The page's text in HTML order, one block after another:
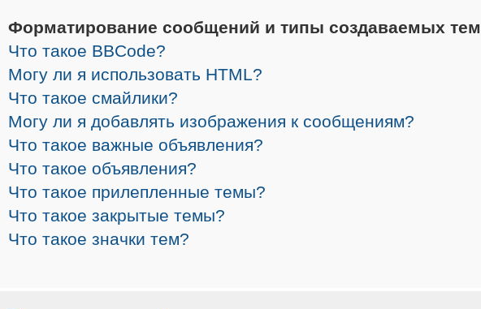
Форматирование сообщений и типы создаваемых тем
Что такое BBCode?
Могу ли я использовать HTML?
Что такое смайлики?
Могу ли я добавлять изображения к сообщениям?
Что такое важные объявления?
Что такое объявления?
Что такое прилепленные темы?
Что такое закрытые темы?
Что такое значки тем?